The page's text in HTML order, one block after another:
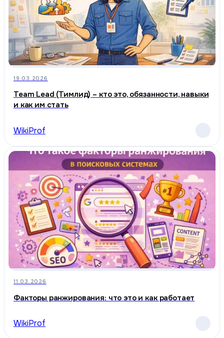
19.03.2026
Team Lead (Тимлид) – кто это, обязанности, навыки
и как им стать
WikiProf
11.03.2026
Факторы ранжирования: что это и как работает
WikiProf